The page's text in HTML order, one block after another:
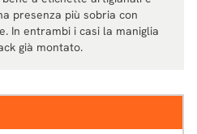
presenza più sobria con
In entrambi i casi la maniglia
già montato.